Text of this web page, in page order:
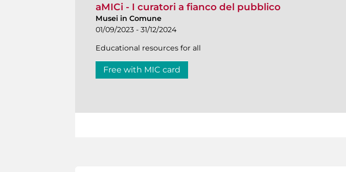
aMICi - I curatori a fianco del pubblico
Musei in Comune
01/09/2023 - 31/12/2024
Educational resources for all
Free with MIC card